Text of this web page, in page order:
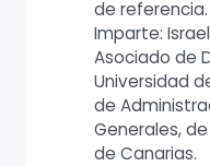
de referencia.
Imparte:
Asociado de
Universidad
de
Generales,
de Canarias.